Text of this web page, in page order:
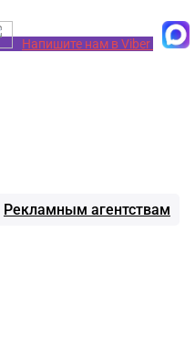
Напишите нам в Viber
Рекламным агентствам